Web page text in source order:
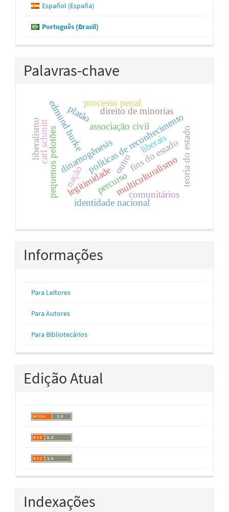
Español (España)
Português (Brasil)
Palavras-chave
dinamogênesis
políticas de reconhecimento
pequenos pelotões
associação civil
multiculturalismo
direito de minorias
liberais
comunitários
legitimidade
edmund burke
identidade nacional
processo penal
teoria do estado
fins do estado
outro
carl schmitt
liberalismo
platão
nação percurso
Informações
Para Leitores
Para Autores
Para Bibliotecários
Edição Atual
Indexações